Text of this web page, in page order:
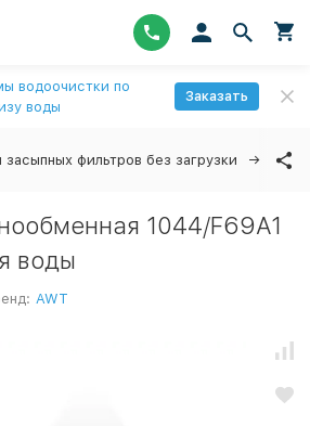
водоочистки по
воды
Заказать
фильтров без загрузки
1044/F69A1
воды
AWT